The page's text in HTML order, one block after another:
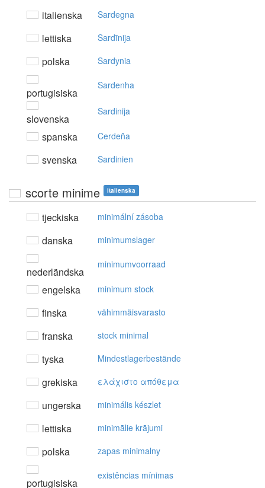
italienska Sardegna
lettiska Sardīnija
polska Sardynia
portugisiska
Sardenha
slovenska
Sardinija
spanska Cerdeña
svenska Sardinien
scorte minime italienska
tjeckiska minimální zásoba
danska minimumslager
nederländska
minimumvoorraad
engelska minimum stock
finska vähimmäisvarasto
franska stock minimal
tyska Mindestlagerbestände
grekiska ελάχιστo απόθεμα
ungerska minimális készlet
lettiska minimālie krājumi
polska zapas minimalny
portugisiska
existências mínimas